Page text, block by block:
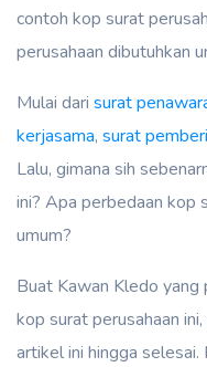
contoh kop surat
perusahaan dibutuhkan
Mulai dari surat
kerjasama, surat
Lalu, gimana sih
ini? Apa perbedaan kop
umum?
Buat Kawan Kledo yang
kop surat perusahaan
artikel ini hingga selesai.